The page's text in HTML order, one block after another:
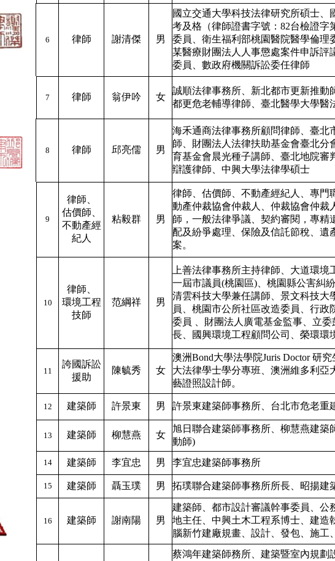
6 律師 謝清傑 男
國立交通大學科技法律研究所碩士
考及格（律師證書字號：82台檢證字
委員、衛生福利部桃園醫院醫學倫理
某醫療財團法人人事懲處案件申訴評
委員、數政府機關訴訟委任律師
7 律師 翁伊吟 女
誠順法律事務所、新北都市更新推動
都更危老輔導律師、臺北醫學大學醫
8 律師 邱亮儒 男
海禾通商法律事務所顧問律師、臺北
師、財團法人法律扶助基金會臺北分
育基金會晨光種子講師、臺北地院審
辯護律師、中興大學法律學碩士
9
律師、
估價師、
不動產經
紀人
粘毅群 男
律師、估價師、不動產經紀人、專門
動產仲裁協會仲裁人、仲裁協會仲裁
師，一般法律爭議、契約審閱，專精
配及紛爭處理、保險及信託節稅、遺
案。
10
律師、
環境工程
技師
范綱祥 男
上善法律事務所主持律師、大道環
一屆市議員(桃園區)、桃園縣公害糾
清雲科技大學兼任講師、景文科技大
員、桃園市公所社區改造委員、行
委員 、財團法人廣電基金監事、立
長、國興環境工程顧問公司、榮環環
11
誇國訴訟
援助
陳毓秀 女
澳洲Bond大學法學院Juris Doctor 研
大法律學士學分專班、澳洲維多利
藝證照設計師。
12 建築師 許景東 男 許景東建築師事務所、台北市危老重
13 建築師 柳慧燕 女
旭日聯合建築師事務所、柳慧燕建築
動師)
14 建築師 李宜忠 男 李宜忠建築師事務所
15 建築師 聶玉璞 男 拓璞聯合建築師事務所所長、昭揚建
16 建築師 謝南陽 男
建築師、都市設計審議幹事委員、公
地主任、中興土木工程系博士、建造
腦新竹建廠規畫、設計、發包、施工
蔡鴻年建築師務所、建築暨室內規劃